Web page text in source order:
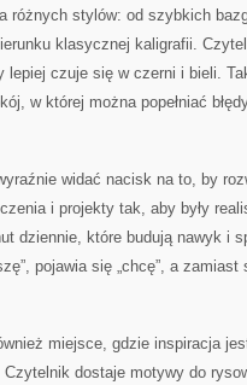
różnych stylów: od szybkich
klasycznej kaligrafii.
lepiej czuje się w czerni i bieli.
w której można popełniać
widać nacisk na to, by
i projekty tak, aby były
dziennie, które budują nawyk i
pojawia się „chcę”, a
miejsce, gdzie inspiracja
dostaje motywy do